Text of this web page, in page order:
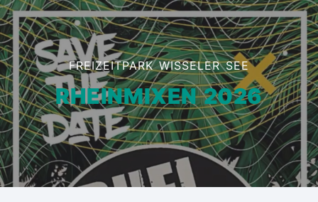
FREIZEITPARK WISSELER SEE
RHEINMIXEN 2026